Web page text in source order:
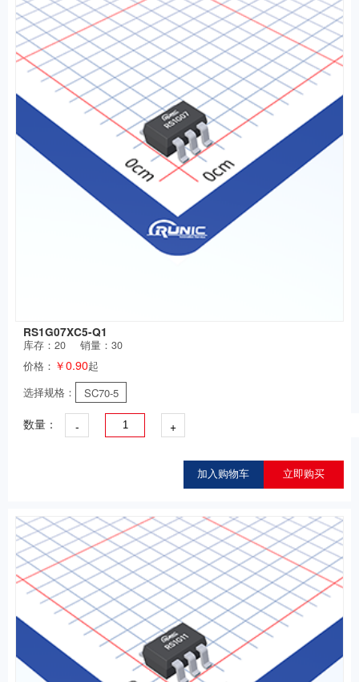
RS1G07XC5-Q1
库存：20
销量：30
价格： ￥0.90起
选择规格：
SC70-5
数量： - +
加入购物车 立即购买